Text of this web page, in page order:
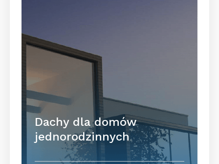
Dachy dla domów
jednorodzinnych